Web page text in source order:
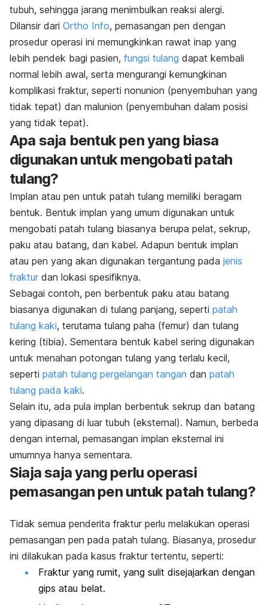
tubuh, sehingga jarang menimbulkan reaksi alergi.
Dilansir dari Ortho Info, pemasangan pen dengan
prosedur operasi ini memungkinkan rawat inap yang
lebih pendek bagi pasien, fungsi tulang dapat kembali
normal lebih awal, serta mengurangi kemungkinan
komplikasi fraktur, seperti nonunion (penyembuhan yang
tidak tepat) dan malunion (penyembuhan dalam posisi
yang tidak tepat).
Apa saja bentuk pen yang biasa
digunakan untuk mengobati patah
tulang?
Implan atau pen untuk patah tulang memiliki beragam
bentuk. Bentuk implan yang umum digunakan untuk
mengobati patah tulang biasanya berupa pelat, sekrup,
paku atau batang, dan kabel. Adapun bentuk implan
atau pen yang akan digunakan tergantung pada jenis
fraktur dan lokasi spesifiknya.
Sebagai contoh, pen berbentuk paku atau batang
biasanya digunakan di tulang panjang, seperti patah
tulang kaki, terutama tulang paha (femur) dan tulang
kering (tibia). Sementara bentuk kabel sering digunakan
untuk menahan potongan tulang yang terlalu kecil,
seperti patah tulang pergelangan tangan dan patah
tulang pada kaki.
Selain itu, ada pula implan berbentuk sekrup dan batang
yang dipasang di luar tubuh (eksternal). Namun, berbeda
dengan internal, pemasangan implan eksternal ini
umumnya hanya sementara.
Siaja saja yang perlu operasi
pemasangan pen untuk patah tulang?
Tidak semua penderita fraktur perlu melakukan operasi
pemasangan pen pada patah tulang. Biasanya, prosedur
ini dilakukan pada kasus fraktur tertentu, seperti:
Fraktur yang rumit, yang sulit disejajarkan dengan
gips atau belat.